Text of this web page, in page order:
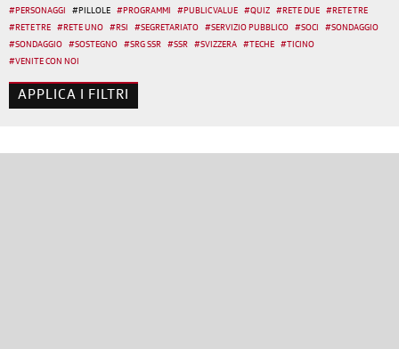
#PERSONAGGI #PILLOLE #PROGRAMMI #PUBLIC VALUE #QUIZ #RETE DUE #RETE TRE
#RETE TRE #RETE UNO #RSI #SEGRETARIATO #SERVIZIO PUBBLICO #SOCI #SONDAGGIO
#SONDAGGIO #SOSTEGNO #SRG SSR #SSR #SVIZZERA # TECHE # TICINO
#VENITE CON NOI